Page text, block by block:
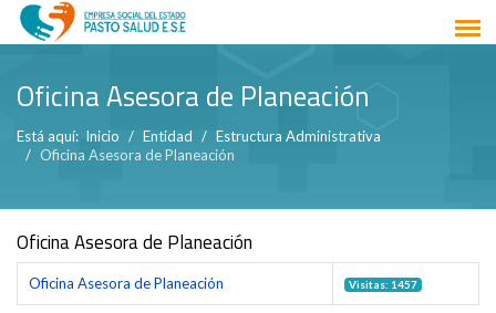
Oficina Asesora de Planeación
Está aquí: Inicio Entidad
Estructura Administrativa
Oficina Asesora de Planeación
Oficina Asesora de Planeación
Oficina Asesora de Planeación Visitas: 1457